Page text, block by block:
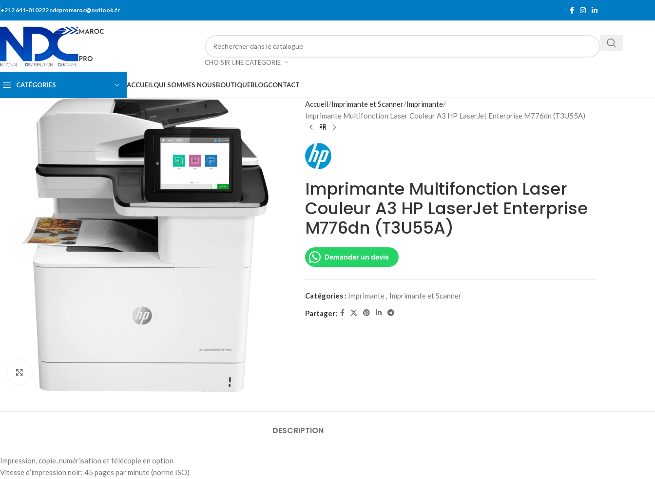
+212 641-010222ndcpromaroc@outlook.fr
CHOISIR UNE CATÉGORIE
CATÉGORIES ACCUEILQUI SOMMES NOUSBOUTIQUEBLOGCONTACT
Accueil Imprimante et Scanner Imprimante
Imprimante Multifonction Laser Couleur A3 HP LaserJet Enterprise M776dn (T3U55A)
Imprimante Multifonction Laser
Couleur A3 HP LaserJet Enterprise
M776dn (T3U55A)
Demander un devis
Catégories : Imprimante, Imprimante et Scanner
Partager:
DESCRIPTION
Impression, copie, numérisation et télécopie en option
Vitesse d’impression noir: 45 pages par minute (norme ISO)